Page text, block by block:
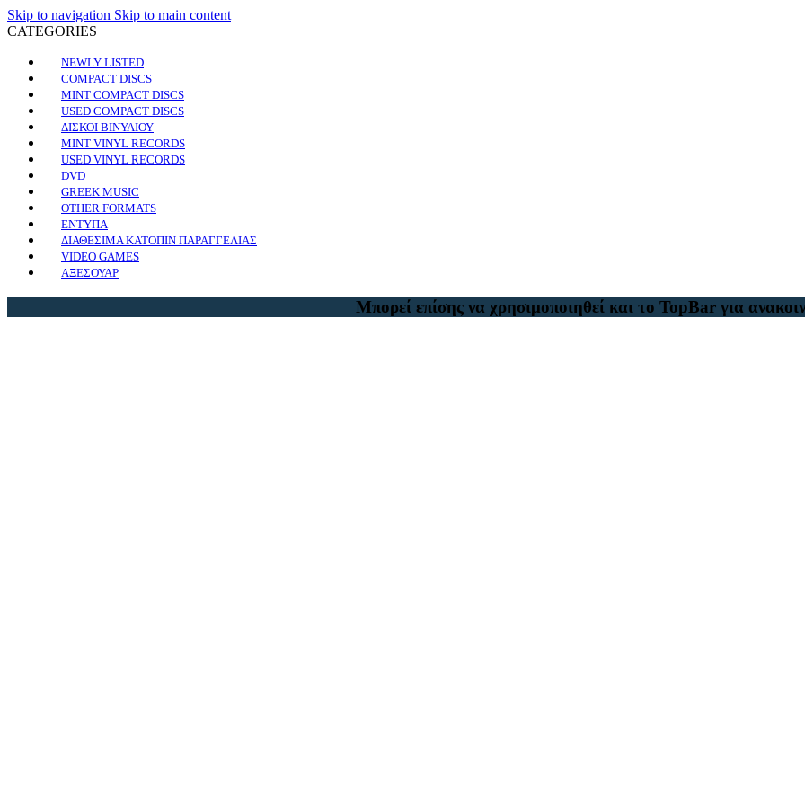
Skip to navigation Skip to main content
CATEGORIES
NEWLY LISTED
COMPACT DISCS
MINT COMPACT DISCS
USED COMPACT DISCS
ΔΙΣΚΟΙ ΒΙΝΥΛΙΟΥ
MINT VINYL RECORDS
USED VINYL RECORDS
DVD
GREEK MUSIC
OTHER FORMATS
ΕΝΤΥΠΑ
ΔΙΑΘΕΣΙΜΑ ΚΑΤΟΠΙΝ ΠΑΡΑΓΓΕΛΙΑΣ
VIDEO GAMES
ΑΞΕΣΟΥΑΡ
Μπορεί επίσης να χρησιμοποιηθεί και το TopBar για